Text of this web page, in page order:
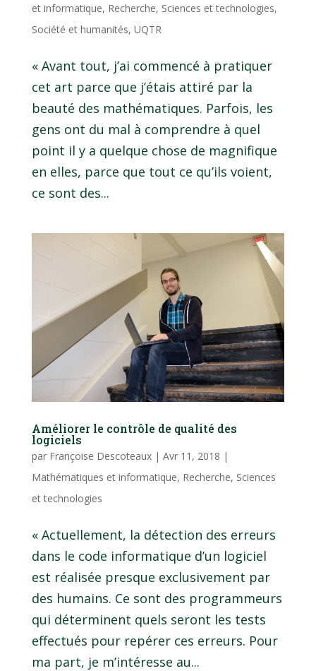
et informatique, Recherche, Sciences et technologies,
Société et humanités, UQTR
« Avant tout, j’ai commencé à pratiquer
cet art parce que j’étais attiré par la
beauté des mathématiques. Parfois, les
gens ont du mal à comprendre à quel
point il y a quelque chose de magnifique
en elles, parce que tout ce qu’ils voient,
ce sont des...
Améliorer le contrôle de qualité des
logiciels
par Françoise Descoteaux| Avr 11, 2018 |
Mathématiques et informatique, Recherche, Sciences
et technologies
« Actuellement, la détection des erreurs
dans le code informatique d’un logiciel
est réalisée presque exclusivement par
des humains. Ce sont des programmeurs
qui déterminent quels seront les tests
effectués pour repérer ces erreurs. Pour
ma part, je m’intéresse au...